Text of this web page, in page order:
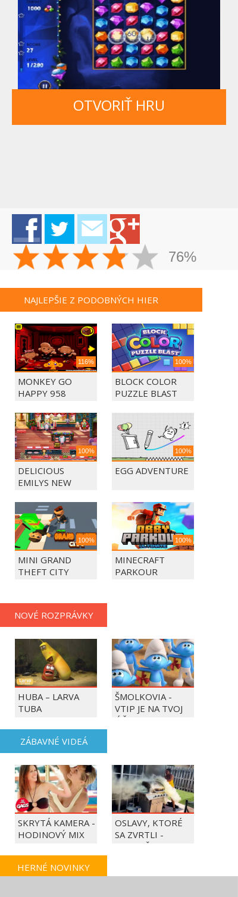
OTVORIŤ HRU
76%
NAJLEPŠIE Z PODOBNÝCH HIER
116%
MONKEY GO
HAPPY 958
100%
BLOCK COLOR
PUZZLE BLAST
100%
DELICIOUS
EMILYS NEW
100%
EGG ADVENTURE
100%
MINI GRAND
THEFT CITY
100%
MINECRAFT
PARKOUR
NOVÉ ROZPRÁVKY
HUBA – LARVA
TUBA
ŠMOLKOVIA -
VTIP JE NA TVOJ
ÚČET
ZÁBAVNÉ VIDEÁ
SKRYTÁ KAMERA -
HODINOVÝ MIX
OSLAVY, KTORÉ
SA ZVRTLI -
NAJLEPŠIE
HERNÉ NOVINKY